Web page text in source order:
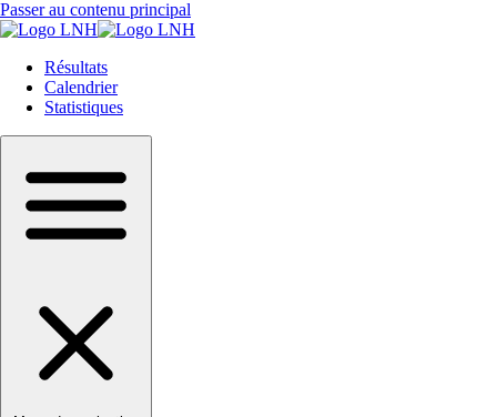
Passer au contenu principal
Résultats
Calendrier
Statistiques